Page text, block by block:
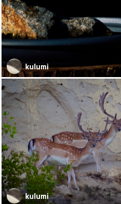
kulumi
kulumi